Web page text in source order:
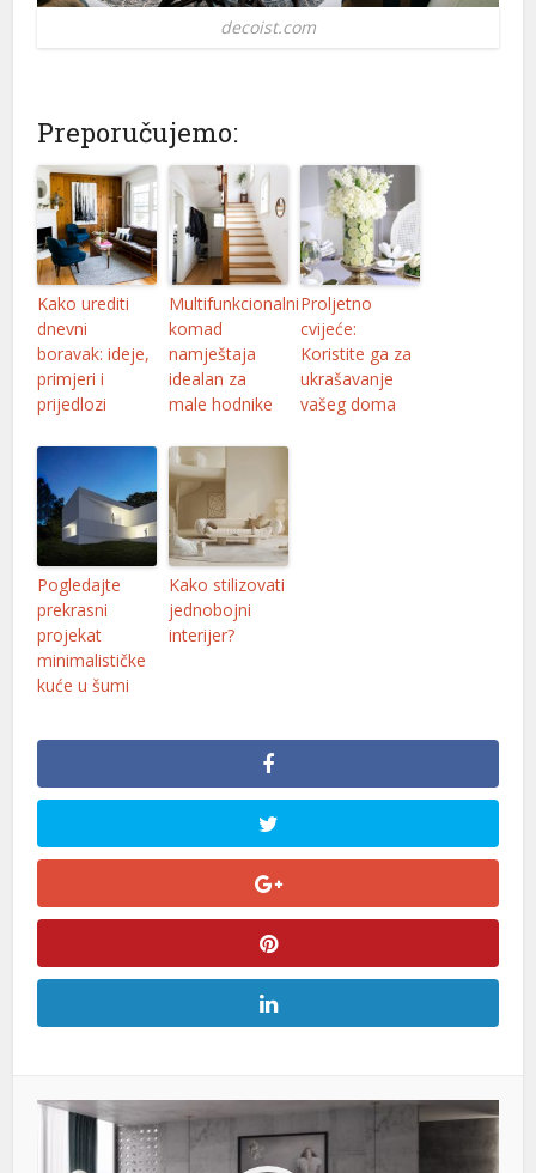
decoist.com
Preporučujemo:
Kako urediti
dnevni
boravak: ideje,
primjeri i
prijedlozi
Multifunkcionalni
komad
namještaja
idealan za
male hodnike
Proljetno
cvijeće:
Koristite ga za
ukrašavanje
vašeg doma
Pogledajte
prekrasni
projekat
minimalističke
kuće u šumi
Kako stilizovati
jednobojni
interijer?